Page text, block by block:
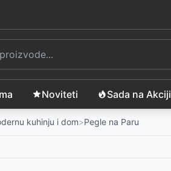
Noviteti Sada na Akciji
kuhinju i dom>Pegle na Paru